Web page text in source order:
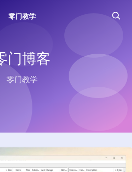
零门教学
门博客
零门教学